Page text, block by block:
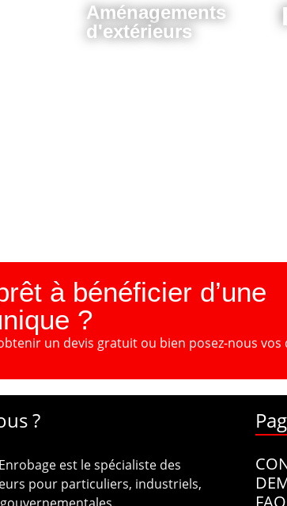
Aménagements
d'extérieurs
à bénéficier d’une
?
un devis gratuit ou bien posez-nous vos
?
est le spécialiste des
pour particuliers, industriels,
FAQ